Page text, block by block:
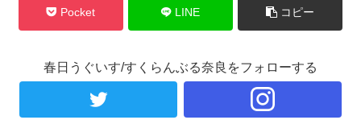
Pocket LINE コピー
春日うぐいす/すくらんぶる奈良をフォローする